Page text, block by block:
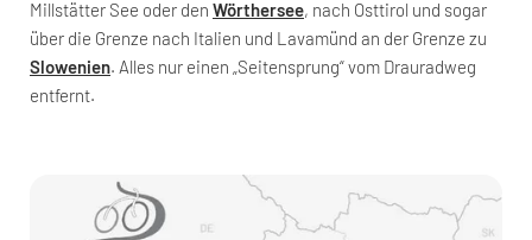
Millstätter See oder den Wörthersee, nach Osttirol und sogar
über die Grenze nach Italien und Lavamünd an der Grenze zu
Slowenien. Alles nur einen „Seitensprung“ vom Drauradweg
entfernt.